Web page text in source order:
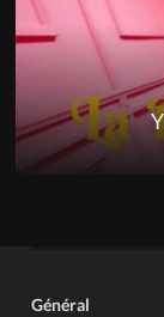
Général